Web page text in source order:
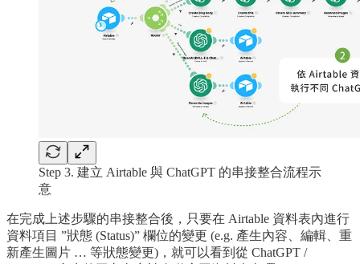
Step 3. 建立 Airtable 與 ChatGPT 的串接整合流程示
意
在完成上述步驟的串接整合後，只要在 Airtable 資料表內進行
資料項目 ”狀態 (Status)” 欄位的變更 (e.g. 產生內容、編輯、重
新產生圖片 … 等狀態變更)，就可以看到從 ChatGPT /